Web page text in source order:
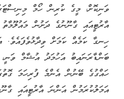
ވަނިކޮށް، މީގެ ކުރިން ހޯމް
އާރުޓީއައި ގާނޫނުގެ ދަށުން
ހިނގާ ކަމެއް ކަމަށް ވިދާޅުވެފައެވެ.
ބަންޑާރަނައިބު އަހުމަދު އުޝާމް
ހައްގުގެ ބޭނުން އެންމެ ފުރިހަމަ
އަމަލުކުރަމުން އަންނަ އާރުޓީއައި